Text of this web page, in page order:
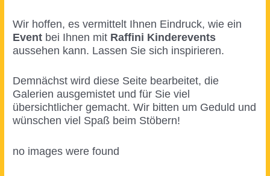
Wir hoffen, es vermittelt Ihnen Eindruck, wie ein
Event bei Ihnen mit Raffini Kinderevents
aussehen kann. Lassen Sie sich inspirieren.
Demnächst wird diese Seite bearbeitet, die
Galerien ausgemistet und für Sie viel
übersichtlicher gemacht. Wir bitten um Geduld und
wünschen viel Spaß beim Stöbern!
no images were found